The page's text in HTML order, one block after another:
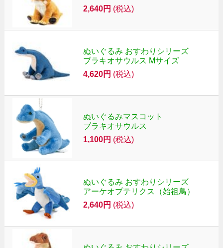
2,640円 (税込)
ぬいぐるみ おすわりシリーズ
ブラキオサウルス Mサイズ
4,620円 (税込)
ぬいぐるみマスコット
ブラキオサウルス
1,100円 (税込)
ぬいぐるみ おすわりシリーズ
アーケオプテリクス（始祖鳥）
2,640円 (税込)